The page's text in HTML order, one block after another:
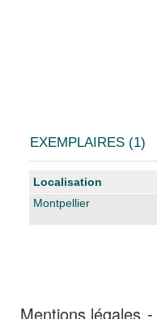
EXEMPLAIRES (1)
Liste des exemplaires
Localisation
Montpellier
Mentions légales